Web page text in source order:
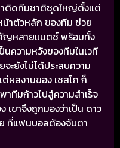
าติดทีมชาติชุดใหญ่ตั้งแต่
น้าตัวหลัก ของทีม ช่วย
คัญหลายแมตช์ พร้อมทั้ง
นความหวังของทีมในเวที
ะยังไม่ได้ประสบความ
ผลงานของ เชสโก ก็
ทีมก้าวไปสู่ความสำเร็จ
ขาจึงถูกมองว่าเป็น ดาว
ที่แฟนบอลต้องจับตา